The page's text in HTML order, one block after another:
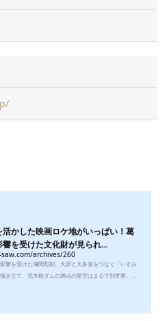
活かした映画ロケ地がいっぱい！葛
を受けた文化財が見られ...
archives/260
響を受けた欄間彫刻、大原と大多喜をつなぐ「いすみ
き立て、荒木根ダムの満点の星空はまるで別世界。